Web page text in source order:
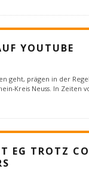
YOUTUBE
geht, prägen in der
Kreis Neuss. In Zeiten
EG TROTZ